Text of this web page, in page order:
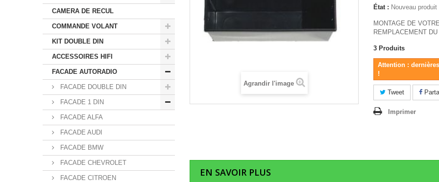
CAMERA DE RECUL
COMMANDE VOLANT
KIT DOUBLE DIN
ACCESSOIRES HIFI
FACADE AUTORADIO
FACADE DOUBLE DIN
FACADE 1 DIN
FACADE ALFA
FACADE AUDI
FACADE BMW
FACADE CHEVROLET
FACADE CITROEN
Agrandir l'image
État : Nouveau produit
MONTAGE DE
REMPLACEMENT
3 Produits
Attention :
!
Tweet
Imprimer
EN SAVOIR PLUS